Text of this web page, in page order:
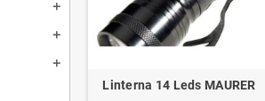
add
add
add
Linterna 14 Leds MAURER